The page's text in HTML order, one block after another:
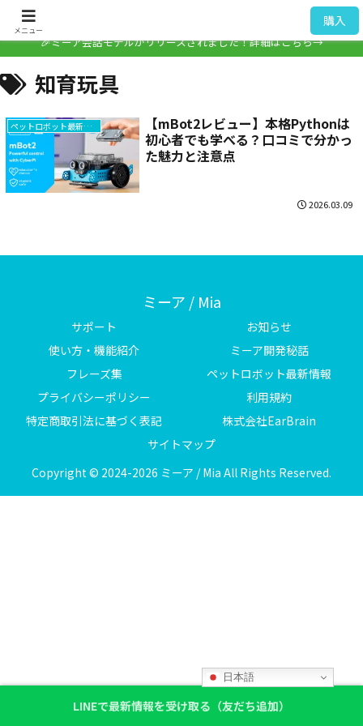
🎉ミーア会話モデルがリリースされました！詳細はこちら→
知育玩具
ペットロボット最新情報
【mBot2レビュー】本格Pythonは
初心者でも学べる？口コミで分かっ
た魅力と注意点
2026.03.09
ミーア / Mia
サポート
お知らせ
使い方・機能紹介
ミーア開発秘話
フレーズ集
ペットロボット最新情報
プライバシーポリシー
利用規約
特定商取引法に基づく表記
株式会社EarBrain
サイトマップ
Copyright © 2024-2026 ミーア / Mia All Rights Reserved.
メニュー
購入
LINEで最新情報を受け取る（友だち追加）
日本語